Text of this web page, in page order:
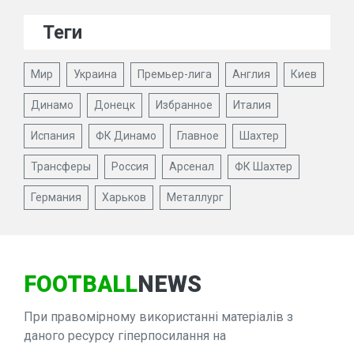
Теги
Мир Украина Премьер-лига Англия Киев
Динамо Донецк Избранное Италия
Испания ФК Динамо Главное Шахтер
Трансферы Россия Арсенал ФК Шахтер
Германия Харьков Металлург
FOOTBALLNEWS
При правомірному використанні матеріалів з
даного ресурсу гіперпосилання на